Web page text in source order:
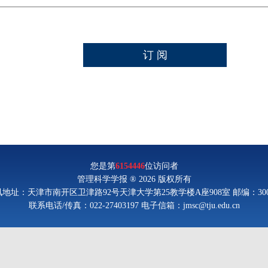
您是第6154446位访问者
管理科学学报 ® 2026 版权所有
地址：天津市南开区卫津路92号天津大学第25教学楼A座908室 邮编：
联系电话/传真：022-27403197 电子信箱：jmsc@tju.edu.cn